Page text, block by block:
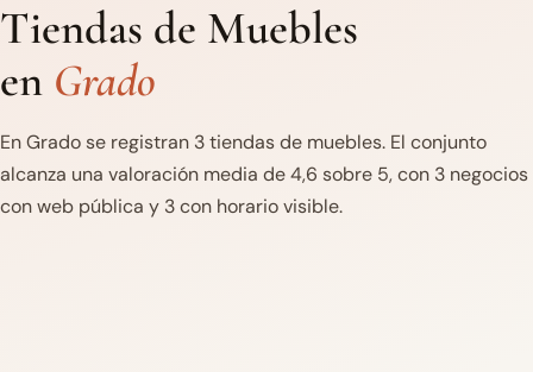
Tiendas de Muebles
en Grado
En Grado se registran 3 tiendas de muebles. El conjunto
alcanza una valoración media de 4,6 sobre 5, con 3 negocios
con web pública y 3 con horario visible.